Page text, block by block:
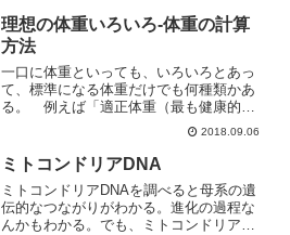
理想の体重いろいろ-体重の計算
方法
一口に体重といっても、いろいろとあっ
て、標準になる体重だけでも何種類かあ
る。 例えば「適正体重（最も健康的と
言われる体重）」。 基本、この「適正
体重」の範囲内なら良いわけだ。適正体
重の計算方法適正体重＝(身長m)2 × 22
（BMI指数が...
2018.09.06
ミトコンドリアDNA
ミトコンドリアDNAを調べると母系の遺
伝的なつながりがわかる。進化の過程な
んかもわかる。でも、ミトコンドリア